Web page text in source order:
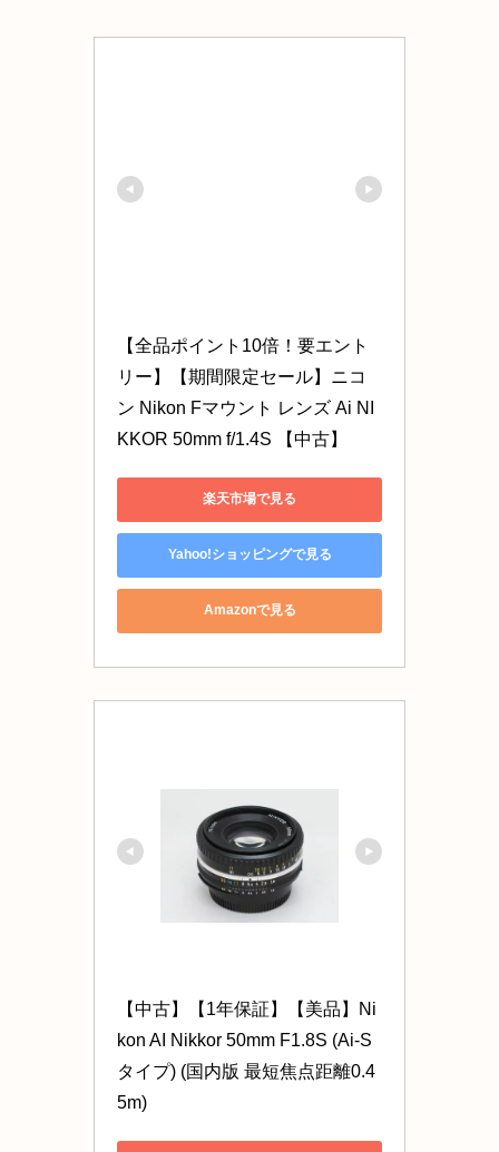
【全品ポイント10倍！要エント
リー】【期間限定セール】ニコ
ン Nikon Fマウント レンズ Ai NI
KKOR 50mm f/1.4S 【中古】
楽天市場で見る
Yahoo!ショッピングで見る
Amazonで見る
【中古】【1年保証】【美品】Ni
kon AI Nikkor 50mm F1.8S (Ai-S
タイプ) (国内版 最短焦点距離0.4
5m)